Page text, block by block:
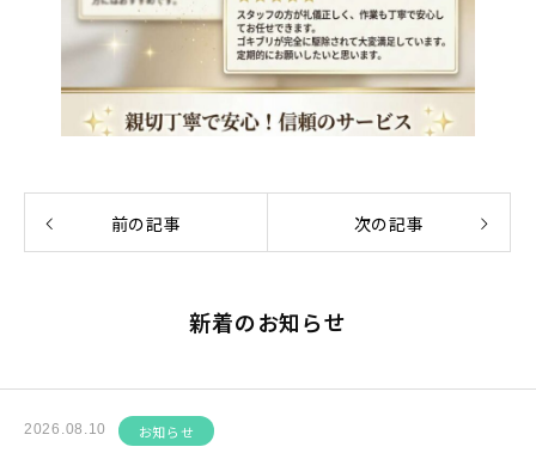
前の記事 次の記事
新着のお知らせ
2026.08.10 お知らせ